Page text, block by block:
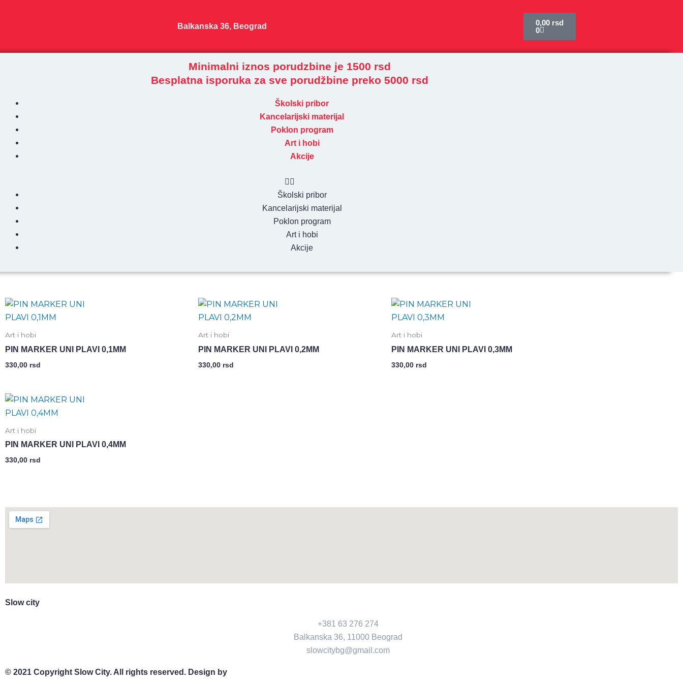
Balkanska 36, Beograd 0,00 rsd
0
Minimalni iznos porudzbine je 1500 rsd
Besplatna isporuka za sve porudžbine preko 5000 rsd
Školski pribor
Kancelarijski materijal
Poklon program
Art i hobi
Akcije
Školski pribor
Kancelarijski materijal
Poklon program
Art i hobi
Akcije
Art i hobi
PIN MARKER UNI PLAVI 0,1MM
330,00 rsd
Art i hobi
PIN MARKER UNI PLAVI 0,2MM
330,00 rsd
Art i hobi
PIN MARKER UNI PLAVI 0,3MM
330,00 rsd
Art i hobi
PIN MARKER UNI PLAVI 0,4MM
330,00 rsd
Slow city
+381 63 276 274​
Balkanska 36, 11000 Beograd​
slowcitybg@gmail.com
© 2021 Copyright Slow City. All rights reserved. Design by